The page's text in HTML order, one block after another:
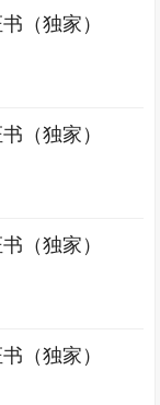
（独家）
（独家）
（独家）
（独家）